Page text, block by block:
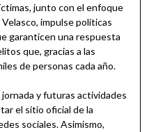
junto con el enfoque
impulse políticas
garanticen una respuesta
que, gracias a las
de personas cada año.
y futuras actividades
el sitio oficial de la
sociales. Asimismo,